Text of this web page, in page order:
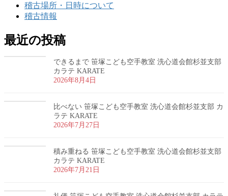
稽古場所・日時について
稽古情報
最近の投稿
できるまで 笹塚こども空手教室 洗心道会館杉並支部
カラテ KARATE
2026年8月4日
比べない 笹塚こども空手教室 洗心道会館杉並支部 カ
ラテ KARATE
2026年7月27日
積み重ねる 笹塚こども空手教室 洗心道会館杉並支部
カラテ KARATE
2026年7月21日